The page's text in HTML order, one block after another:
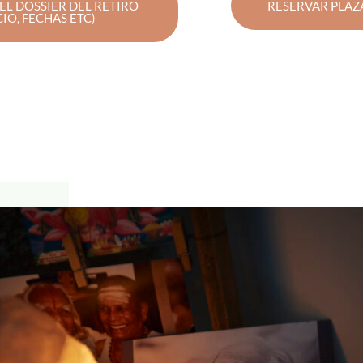
DOSSIER DEL RETIRO
FECHAS ETC)
RESERVAR